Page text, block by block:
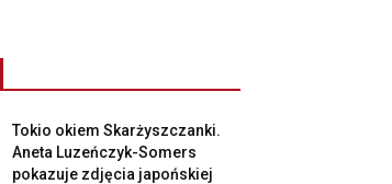
Tokio okiem Skarżyszczanki.
Aneta Luzeńczyk-Somers
pokazuje zdjęcia japońskiej